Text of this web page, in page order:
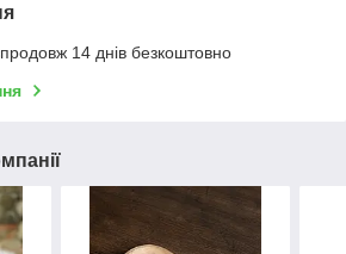
14 днів безкоштовно